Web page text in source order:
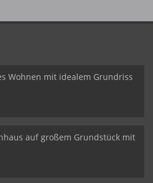
Wohnen mit idealem Grundriss
auf großem Grundstück mit